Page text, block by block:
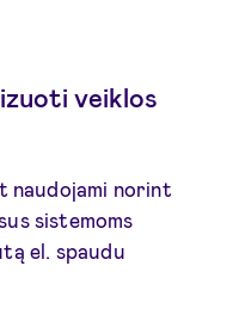
veiklos
naudojami norint
sistemoms
el. spaudu